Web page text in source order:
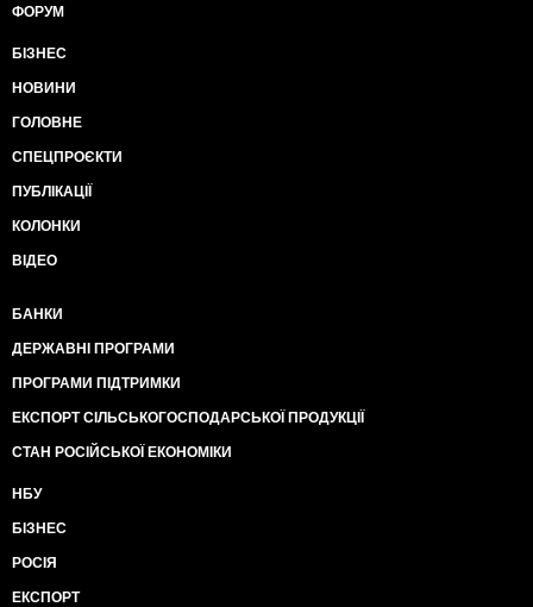
ФОРУМ
БІЗНЕС
НОВИНИ
ГОЛОВНЕ
СПЕЦПРОЄКТИ
ПУБЛІКАЦІЇ
КОЛОНКИ
ВІДЕО
БАНКИ
ДЕРЖАВНІ ПРОГРАМИ
ПРОГРАМИ ПІДТРИМКИ
ЕКСПОРТ СІЛЬСЬКОГОСПОДАРСЬКОЇ ПРОДУКЦІЇ
СТАН РОСІЙСЬКОЇ ЕКОНОМІКИ
НБУ
БІЗНЕС
РОСІЯ
ЕКСПОРТ